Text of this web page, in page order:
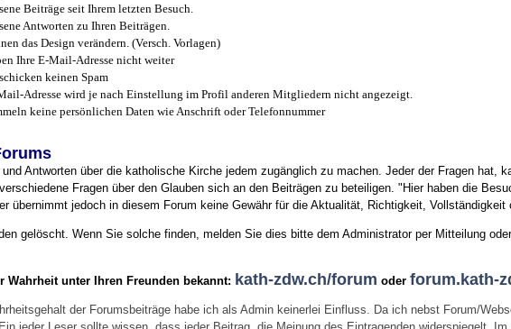
Beiträge seit Ihrem letzten Besuch.
Antworten zu Ihren Beiträgen.
das Design verändern. (Versch. Vorlagen)
Ihre E-Mail-Adresse nicht weiter
keinen Spam
Adresse wird je nach Einstellung im Profil anderen Mitgliedern nicht angezeigt.
keine persönlichen Daten wie Anschrift oder Telefonnummer
Antworten über die katholische Kirche jedem zugänglich zu machen. Jeder der Fragen hat,
Fragen über den Glauben sich an den Beiträgen zu beteiligen. "Hier haben die
übernimmt jedoch in diesem Forum keine Gewähr für die Aktualität, Richtigkeit,
gelöscht. Wenn Sie solche finden, melden Sie dies bitte dem Administrator per Mitteilung
Wahrheit unter Ihren Freunden bekannt: kath-zdw.ch/forum oderforum.kath-
der Forumsbeiträge habe ich als Admin keinerlei Einfluss. Da ich nebst Forum/